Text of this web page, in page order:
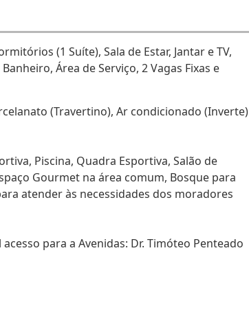
(1 Suíte), Sala de Estar, Jantar e TV,
Área de Serviço, 2 Vagas Fixas e
(Travertino), Ar condicionado (Inverte)
Piscina, Quadra Esportiva, Salão de
Gourmet na área comum, Bosque para
atender às necessidades dos moradores
para a Avenidas: Dr. Timóteo Penteado